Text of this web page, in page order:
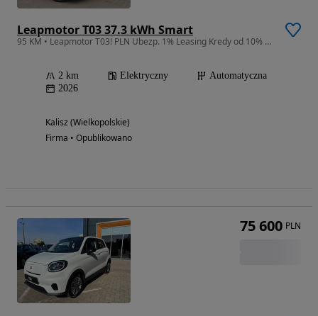
Leapmotor T03 37.3 kWh Smart
95 KM • Leapmotor T03! PLN Ubezp. 1% Leasing Kredy od 10% 3X33 50/50 0%
2 km Elektryczny
Automatyczna
2026
Kalisz (Wielkopolskie)
Firma • Opublikowano
75 600 PLN